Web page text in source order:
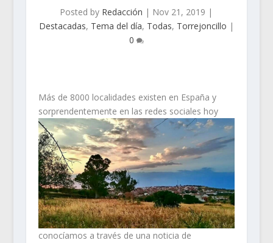
Posted by Redacción | Nov 21, 2019 |
Destacadas, Tema del día, Todas, Torrejoncillo |
0
Más de 8000 localidades existen en España y
sorprendentemente en las redes sociales hoy
conocíamos a través de una noticia de